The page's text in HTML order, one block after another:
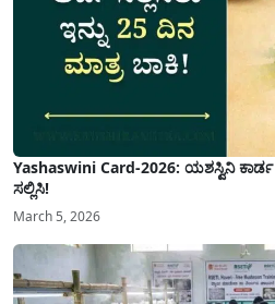
Yashaswini Card-2026: ಯಶಸ್ವಿನಿ
ಸಲ್ಲಿಸಿ!
March 5, 2026